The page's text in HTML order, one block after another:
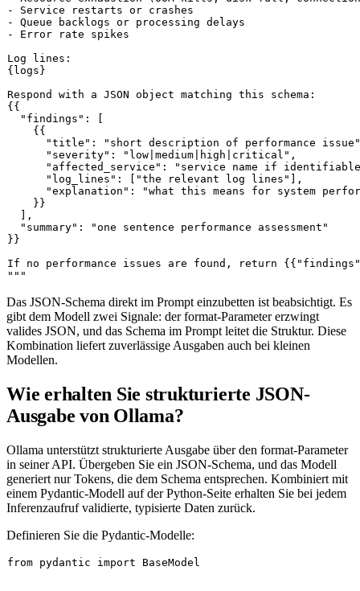
- Service restarts or crashes
- Queue backlogs or processing delays
- Error rate spikes
Log lines:
{logs}
Respond with a JSON object matching this schema:
{{
  "findings": [
    {{
"title": "short description of performance
      "severity": "low|medium|high|critical",
"affected_service": "service name if
      "log_lines": ["the relevant log lines"],
"explanation": "what this means for system
    }}
  ],
  "summary": "one sentence performance assessment"
}}
If no performance issues are found, return
"""
Das JSON-Schema direkt im Prompt einzubetten ist beabsichtigt. Es
gibt dem Modell zwei Signale: derformat-Parameter erzwingt
valides JSON, und das Schema im Prompt leitet die Struktur. Diese
Kombination liefert zuverlässige Ausgaben auch bei kleinen
Modellen.
Wie erhalten Sie strukturierte JSON-
Ausgabe von Ollama?
Ollama unterstützt strukturierte Ausgabe über den format-Parameter
in seiner API. Übergeben Sie ein JSON-Schema, und das Modell
generiert nur Tokens, die dem Schema entsprechen. Kombiniert mit
einem Pydantic-Modell auf der Python-Seite erhalten Sie bei jedem
Inferenzaufruf validierte, typisierte Daten zurück.
Definieren Sie die Pydantic-Modelle:
from pydantic import BaseModel